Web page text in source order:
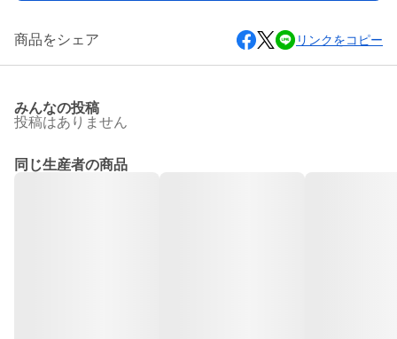
商品をシェア リンクをコピー
みんなの投稿
投稿はありません
同じ生産者の商品